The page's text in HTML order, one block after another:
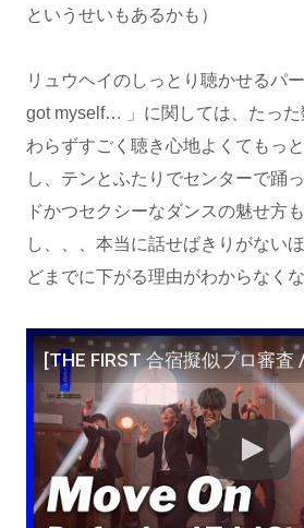
というせいもあるかも）
リュウヘイのしっとり聴かせるパー
got myself… 」に関しては、たっ
わらずすごく聴き心地よくてもっ
し、テンとふたりでセンターで踊
ドかつセクシーなダンスの魅せ方
し、、、本当に話せばきりがない
どまでに下がる理由がわからなく